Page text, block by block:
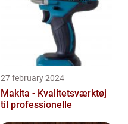
27 february 2024
Makita - Kvalitetsværktøj
til professionelle